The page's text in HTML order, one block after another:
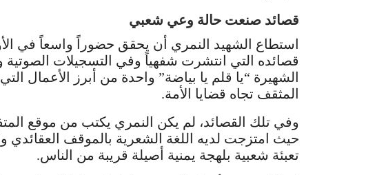
قصائد صنعت حالة وعي شعبي
استطاع الشهيد النمري أن يحقق حضوراً واسعاً في
قصائده التي انتشرت شفهياً وفي التسجيلات الصوتية
الشهيرة “يا قلم يا بياضة” واحدة من أبرز الأعمال
المثقف تجاه قضايا الأمة.
وفي تلك القصائد، لم يكن النمري يكتب من موقع
حيث امتزجت لديه اللغة الشعرية بالموقف العقائدي
تعبئة شعبية بلهجة يمنية أصيلة قريبة من الناس.